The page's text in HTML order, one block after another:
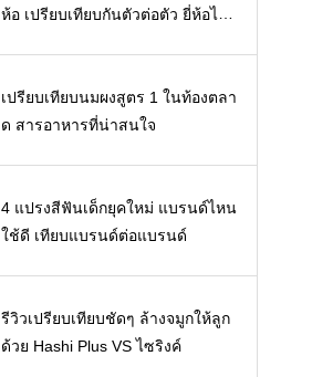
ห้อ เปรียบเทียบกันตัวต่อตัว ยี่ห้อไห
เปรียบเทียบนมผงสูตร 1 ในท้องตลา
ด สารอาหารที่น่าสนใจ
4 แปรงสีฟันเด็กยุคใหม่ แบรนด์ไหน
ใช้ดี เทียบแบรนด์ต่อแบรนด์
รีวิวเปรียบเทียบชัดๆ ล้างจมูกให้ลูก
ด้วย Hashi Plus VS ไซริงค์